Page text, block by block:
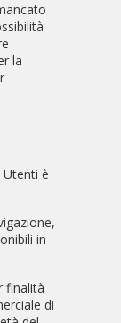
la
è
in
finalità
di